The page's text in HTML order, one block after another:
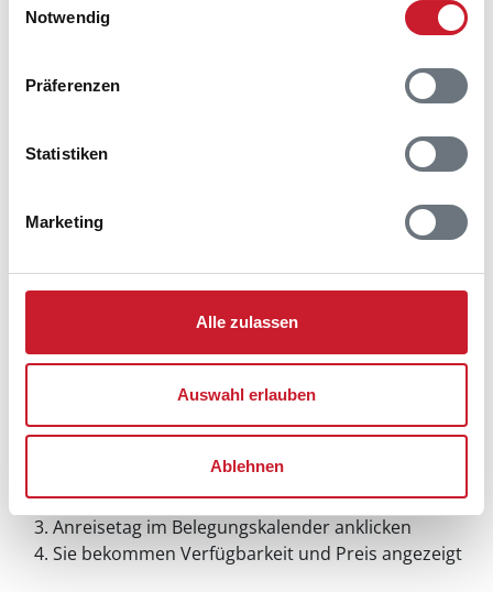
Notwendig
Präferenzen
Statistiken
Marketing
Alle zulassen
Auswahl erlauben
Ablehnen
Belegungskalender
Reisedauer auswählen
Anzahl Reisende auswählen
Anreisetag im Belegungskalender anklicken
Sie bekommen Verfügbarkeit und Preis angezeigt